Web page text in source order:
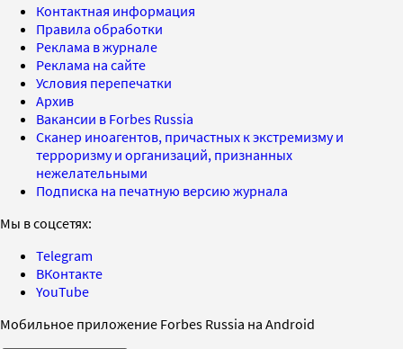
Контактная информация
Правила обработки
Реклама в журнале
Реклама на сайте
Условия перепечатки
Архив
Вакансии в Forbes Russia
Сканер иноагентов, причастных к экстремизму и
терроризму и организаций, признанных
нежелательными
Подписка на печатную версию журнала
Мы в соцсетях:
Telegram
ВКонтакте
YouTube
Мобильное приложение Forbes Russia на Android